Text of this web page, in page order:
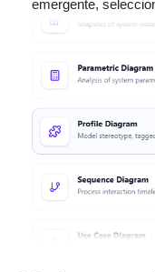
emergente,